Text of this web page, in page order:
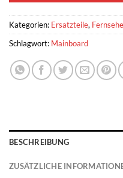
Kategorien: Ersatzteile,
Schlagwort: Mainboard
BESCHREIBUNG
ZUSÄTZLICHE